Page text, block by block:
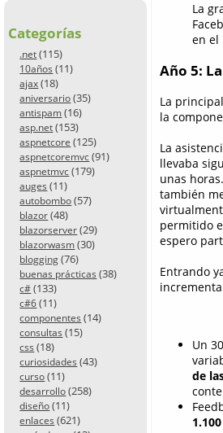
Categorías
.net (115)
10años (11)
ajax (18)
aniversario (35)
antispam (16)
asp.net (153)
aspnetcore (125)
aspnetcoremvc (91)
aspnetmvc (179)
auges (11)
autobombo (57)
blazor (48)
blazorserver (29)
blazorwasm (30)
blogging (76)
buenas prácticas (38)
c# (133)
c#6 (11)
componentes (14)
consultas (15)
css (18)
curiosidades (43)
curso (11)
desarrollo (258)
diseño (11)
enlaces (621)
La
en el
Año 5:
La
la
La
llevaba
unas
también
permitido
espero
Entrando
Un
de